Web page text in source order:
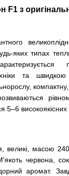
F1 з
яких типах
та
компактну,
5–6
великі, масою
червона,
аромат.